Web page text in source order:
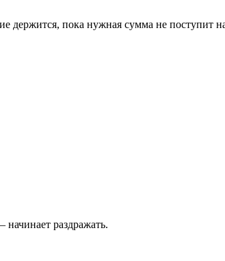
держится, пока нужная сумма не поступит
раздражать.